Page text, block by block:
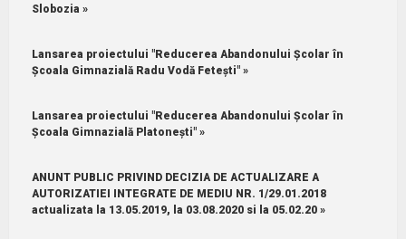
Slobozia »
Lansarea proiectului "Reducerea Abandonului Școlar în
Școala Gimnazială Radu Vodă Fetești" »
Lansarea proiectului "Reducerea Abandonului Școlar în
Școala Gimnazială Platonești" »
ANUNT PUBLIC PRIVIND DECIZIA DE ACTUALIZARE A
AUTORIZATIEI INTEGRATE DE MEDIU NR. 1/29.01.2018
actualizata la 13.05.2019, la 03.08.2020 si la 05.02.20 »